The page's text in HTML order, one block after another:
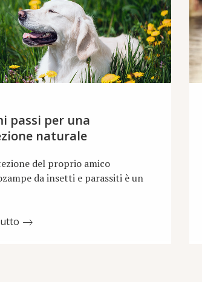
passi per una
naturale
del proprio amico
da insetti e parassiti è un